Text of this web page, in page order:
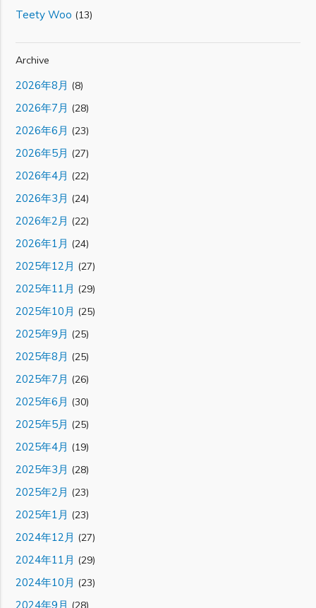
Teety Woo (13)
Archive
2026年8月 (8)
2026年7月 (28)
2026年6月 (23)
2026年5月 (27)
2026年4月 (22)
2026年3月 (24)
2026年2月 (22)
2026年1月 (24)
2025年12月 (27)
2025年11月 (29)
2025年10月 (25)
2025年9月 (25)
2025年8月 (25)
2025年7月 (26)
2025年6月 (30)
2025年5月 (25)
2025年4月 (19)
2025年3月 (28)
2025年2月 (23)
2025年1月 (23)
2024年12月 (27)
2024年11月 (29)
2024年10月 (23)
2024年9月